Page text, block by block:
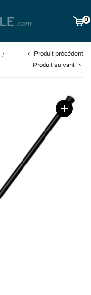
0
/
Produit précédent
Produit suivant